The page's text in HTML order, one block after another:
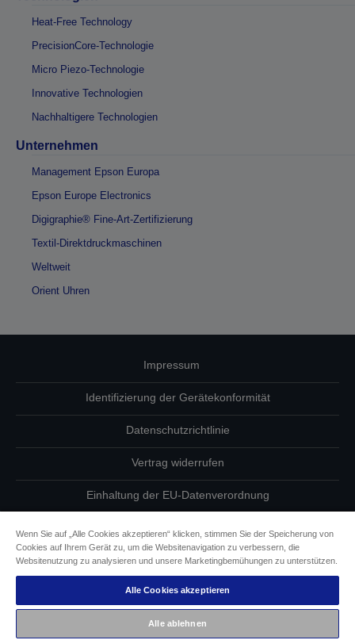
Heat-Free Technology
PrecisionCore-Technologie
Micro Piezo-Technologie
Innovative Technologien
Nachhaltigere Technologien
Unternehmen
Management Epson Europa
Epson Europe Electronics
Digigraphie® Fine-Art-Zertifizierung
Textil-Direktdruckmaschinen
Weltweit
Orient Uhren
Impressum
Identifizierung der Gerätekonformität
Datenschutzrichtlinie
Vertrag widerrufen
Einhaltung der EU-Datenverordnung
Informationen zu Cookies
Epson Engagement für Barrierefreiheit
Copyright © 2026 Seiko Epson
Wenn Sie auf „Alle Cookies akzeptieren“ klicken, stimmen Sie der Speicherung von
Cookies auf Ihrem Gerät zu, um die Websitenavigation zu verbessern, die
Websitenutzung zu analysieren und unsere Marketingbemühungen zu unterstützen.
Alle Cookies akzeptieren
Alle ablehnen